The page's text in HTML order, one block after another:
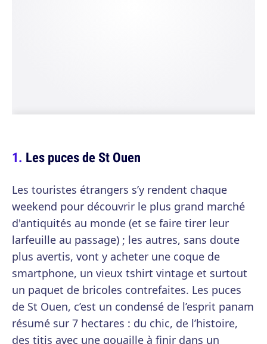
Les puces de St Ouen
Les touristes étrangers s’y rendent chaque
weekend pour découvrir le plus grand marché
d'antiquités au monde (et se faire tirer leur
larfeuille au passage) ; les autres, sans doute
plus avertis, vont y acheter une coque de
smartphone, un vieux tshirt vintage et surtout
un paquet de bricoles contrefaites. Les puces
de St Ouen, c’est un condensé de l’esprit panam
résumé sur 7 hectares : du chic, de l’histoire,
des titis avec une gouaille à finir dans un